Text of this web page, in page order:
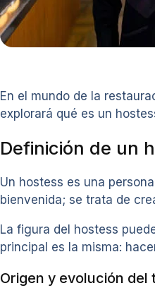
En el mundo de la
explorará qué es un
Definición de un
Un hostess es una
bienvenida; se trata de
La figura del hostess
principal es la misma:
Origen y evolución del